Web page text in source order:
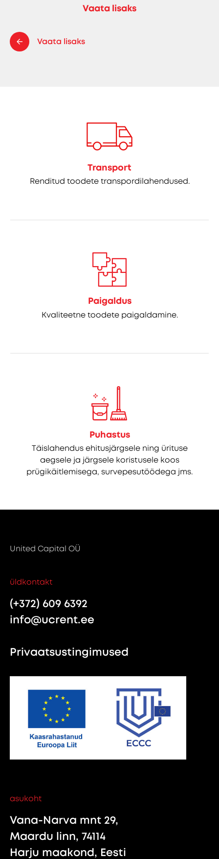
Vaata lisaks
Vaata lisaks
Transport
Renditud toodete transpordilahendused.
Paigaldus
Kvaliteetne toodete paigaldamine.
Puhastus
Täislahendus ehitusjärgsele ning ürituse
aegsele ja järgsele koristusele koos
prügikäitlemisega, survepesutöödega jms.
United Capital OÜ
üldkontakt
(+372) 609 6392
info@ucrent.ee
Privaatsustingimused
asukoht
Vana-Narva mnt 29,
Maardu linn, 74114
Harju maakond, Eesti